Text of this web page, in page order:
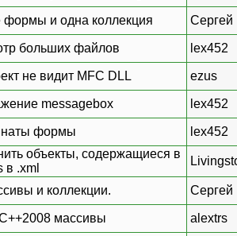
формы и одна коллекция Сергей
больших файлов lex452
не видит MFC DLL ezus
messagebox lex452
формы
lex452
объекты, содержащиеся в
в .xml
и коллекции. Сергей
массивы alextrs